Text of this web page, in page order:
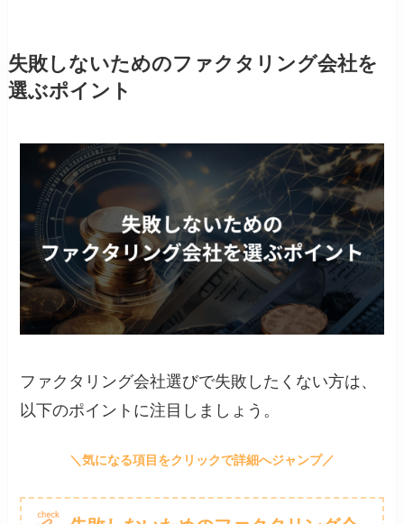
失敗しないためのファクタリング会社を
選ぶポイント
ファクタリング会社選びで失敗したくない方は、
以下のポイントに注目しましょう。